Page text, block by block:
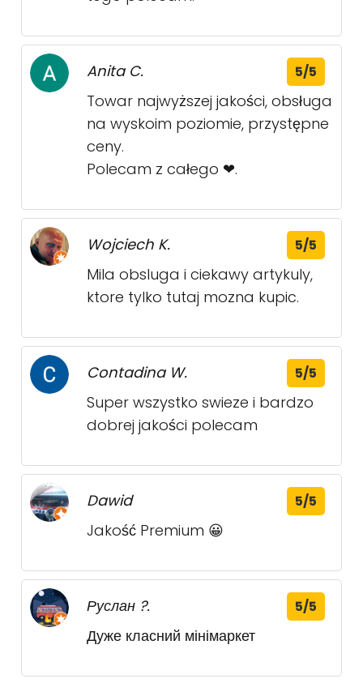
Anita C. 5/5
Towar najwyższej jakości, obsługa
na wyskoim poziomie, przystępne
ceny.
Polecam z całego ❤.
Wojciech K. 5/5
Mila obsluga i ciekawy artykuly,
ktore tylko tutaj mozna kupic.
Contadina W. 5/5
Super wszystko swieze i bardzo
dobrej jakości polecam
Dawid 5/5
Jakość Premium 😀
Руслан ?. 5/5
Дуже класний мінімаркет